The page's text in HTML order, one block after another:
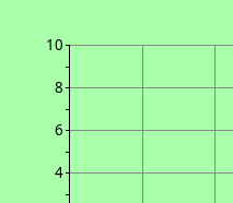
10
8
6
4